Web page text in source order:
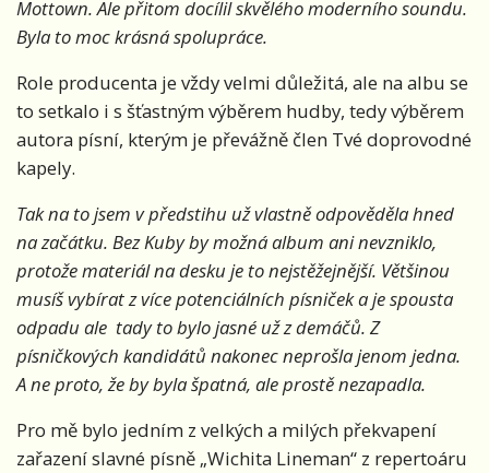
Mottown. Ale přitom docílil skvělého moderního soundu.
Byla to moc krásná spolupráce.
Role producenta je vždy velmi důležitá, ale na albu se
to setkalo i s šťastným výběrem hudby, tedy výběrem
autora písní, kterým je převážně člen Tvé doprovodné
kapely.
Tak na to jsem v předstihu už vlastně odpověděla hned
na začátku. Bez Kuby by možná album ani nevzniklo,
protože materiál na desku je to nejstěžejnější. Většinou
musíš vybírat z více potenciálních písniček a je spousta
odpadu ale tady to bylo jasné už z demáčů. Z
písničkových kandidátů nakonec neprošla jenom jedna.
A ne proto, že by byla špatná, ale prostě nezapadla.
Pro mě bylo jedním z velkých a milých překvapení
zařazení slavné písně „Wichita Lineman“ z repertoáru